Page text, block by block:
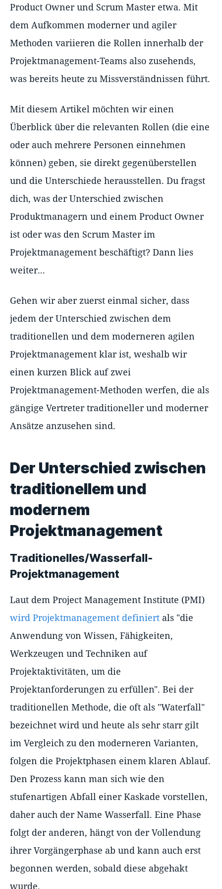
Product Owner und Scrum Master etwa. Mit
dem Aufkommen moderner und agiler
Methoden variieren die Rollen innerhalb der
Projektmanagement-Teams also zusehends,
was bereits heute zu Missverständnissen führt.
Mit diesem Artikel möchten wir einen
Überblick über die relevanten Rollen (die eine
oder auch mehrere Personen einnehmen
können) geben, sie direkt gegenüberstellen
und die Unterschiede herausstellen. Du fragst
dich, was der Unterschied zwischen
Produktmanagern und einem Product Owner
ist oder was den Scrum Master im
Projektmanagement beschäftigt? Dann lies
weiter...
Gehen wir aber zuerst einmal sicher, dass
jedem der Unterschied zwischen dem
traditionellen und dem moderneren agilen
Projektmanagement klar ist, weshalb wir
einen kurzen Blick auf zwei
Projektmanagement-Methoden werfen, die als
gängige Vertreter traditioneller und moderner
Ansätze anzusehen sind.
Der Unterschied zwischen
traditionellem und
modernem
Projektmanagement
Traditionelles/Wasserfall-
Projektmanagement
Laut dem Project Management Institute (PMI)
wird Projektmanagement definiert als "die
Anwendung von Wissen, Fähigkeiten,
Werkzeugen und Techniken auf
Projektaktivitäten, um die
Projektanforderungen zu erfüllen". Bei der
traditionellen Methode, die oft als "Waterfall"
bezeichnet wird und heute als sehr starr gilt
im Vergleich zu den moderneren Varianten,
folgen die Projektphasen einem klaren Ablauf.
Den Prozess kann man sich wie den
stufenartigen Abfall einer Kaskade vorstellen,
daher auch der Name Wasserfall. Eine Phase
folgt der anderen, hängt von der Vollendung
ihrer Vorgängerphase ab und kann auch erst
begonnen werden, sobald diese abgehakt
wurde.